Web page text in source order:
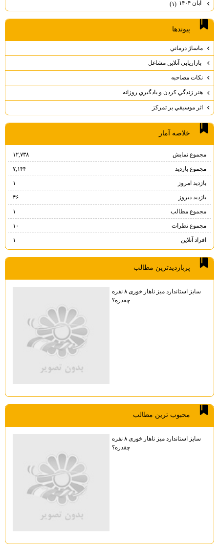
آبان ۱۴۰۴ (۱)
پيوندها
ماساژ درماني
بازاريابي آنلاين مشاغل
نكات مصاحبه
هنر زندگي كردن و يادگيري روزانه
اثر موسيقي بر تمركز
خلاصه آمار
مجموع نمایش‌ ۱۲,۷۳۸
مجموع بازدید ۷,۱۴۴
بازدید امروز
بازدید دیروز
مجموع مطالب
مجموع نظرات
افراد آنلاین
پربازديدترين مطالب
سایز استاندارد میز ناهار خوری ۸ نفره
چقدره؟
محبوب ترين مطالب
سایز استاندارد میز ناهار خوری ۸ نفره
چقدره؟